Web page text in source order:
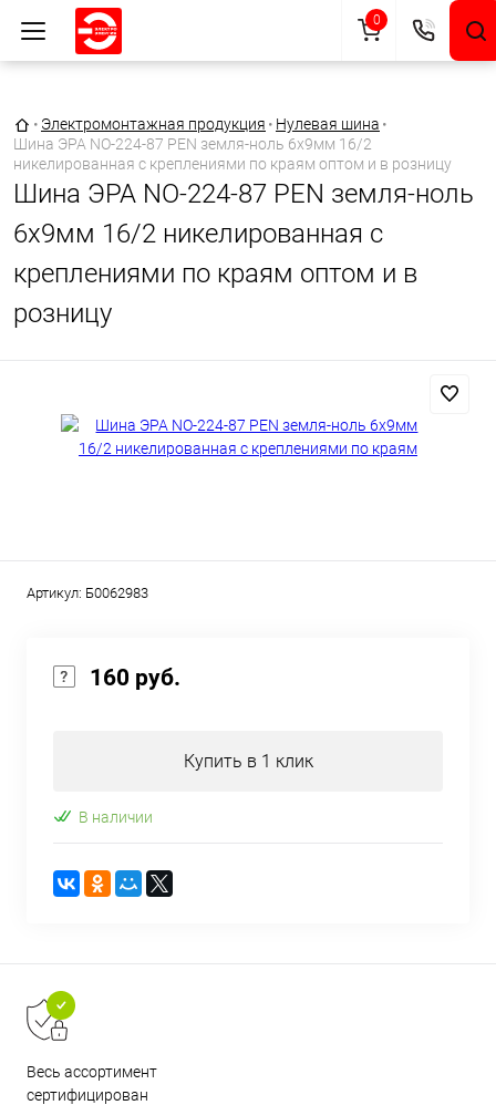
Главная страница
• Электромонтажная продукция • Нулевая шина •
Шина ЭРА NO-224-87 PEN земля-ноль 6х9мм 16/2
никелированная с креплениями по краям оптом и в розницу
Шина ЭРА NO-224-87 PEN земля-ноль
6х9мм 16/2 никелированная с
креплениями по краям оптом и в
розницу
Артикул: Б0062983
160 руб.
Купить в 1 клик
В наличии
Весь ассортимент
сертифицирован
0